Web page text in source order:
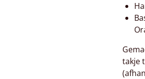
takje